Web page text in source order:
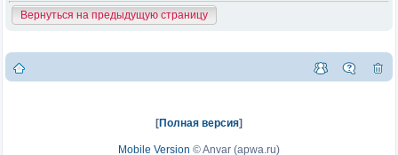
Вернуться на предыдущую страницу
[Полная версия]
Mobile Version ©Anvar (apwa.ru)